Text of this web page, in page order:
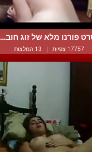
פורנו מלא של זוג חוב...
17757 צפיות | 13 המלצות